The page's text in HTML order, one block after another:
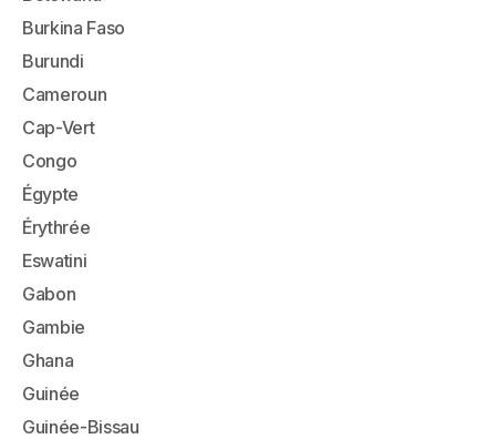
Burkina Faso
Burundi
Cameroun
Cap-Vert
Congo
Égypte
Érythrée
Eswatini
Gabon
Gambie
Ghana
Guinée
Guinée-Bissau